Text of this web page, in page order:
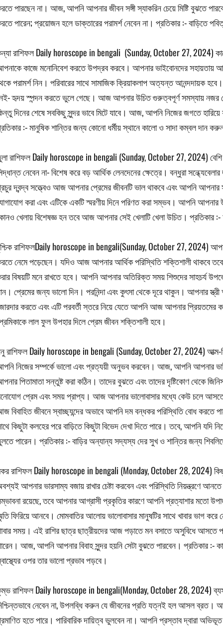
পারছেন না। আজ, আপনি আপনার জীবন সঙ্গী স্যাকরিন চেয়ে মিষ্টি বুঝতে
পারেন; প্রয়োজন হলে ডাক্তারের পরামর্শ নেবেন না। প্রতিকার :- বাড়িতে
রাশিফল Daily horoscope in bengali (Sunday, October 27, 2024)
কাজে মনোনিবেশ করতে উপদ্রব করবে। আপনার ভাইবোনদের সহায়তায়
পরামর্শ নিন। পরিবারের সাথে সামাজিক ক্রিয়াকলাপ অত্যন্ত আনন্দদায়ক
হৃদয় স্পন্দন করতে ভুলে গেছে। আজ আপনার উচিত গুরুত্বপূর্ণ সমস্যায় নজর
দিনের শেষে সবকিছু সুন্দর ভাবে মিটে যাবে। আজ, আপনি নিজের জগতে
:- মানুষিক শান্তির জন্য কোনো ধর্মীয় স্থানে কালো ও সাদা কম্বল দান
রাশিফল Daily horoscope in bengali (Sunday, October 27, 2024) বেশি
নেবেন না- বিশেষ করে বড় আর্থিক লেনদেনের ক্ষেত্রে। বন্ধুরা
দ্বন্দ্ব সত্ত্বেও আজ আপনার প্রেমের জীবনটি ভাল থাকবে এবং আপনি
করা এবং এটিকে একটি স্মরণীয় দিনে পরিণত করা সম্ভব। আপনি আপনার
খেলায় বিশেষজ্ঞ হন তবে আজ আপনার সেই খেলাটি খেলা উচিত। প্রতিকার
রাশিফলDaily horoscope in bengali(Sunday, October 27, 2024)
নেমে পড়েছেন। যদিও আজ আপনার আর্থিক পরিস্থিতি শক্তিশালী থাকবে
বিষয়টি মনে রাখতে হবে। আপনি আপনার অতিরিক্ত সময় শিশুদের সাহচর্য
প্রেমের জন্য ভালো দিন। পরনিন্দা এবং কুৎসা থেকে দূরে থাকুন। আপনার
করতে এবং এটি পরবর্তী স্তরে নিয়ে যেতে আপনি আজ আপনার প্রিয়তমের
লাল ফুল উপহার দিলে প্রেম জীবন শক্তিশালী হবে।
রাশিফল Daily horoscope in bengali (Sunday, October 27, 2024) আত্ম-
নিজের সম্পর্কে ভালো এবং প্রত্যয়ী অনুভব করবেন। আজ, আপনি আপনার ভাই
পিতামাতা সন্তুষ্ট করা কঠিন। তাদের বুঝতে এবং তাদের দৃষ্টিকোণ থেকে
প্রেম এবং সময় প্রাপ্য। আজ আপনার ভালোবাসার মধ্যে কেউ চলে
বিবাহিত জীবনে স্বাচ্ছ্যন্দের অভাবে আপনি দম বন্ধকর পরিস্থিতি বোধ
কিছুটা কলহের পরে বাড়িতে কিছুটা বিভেদ দেখা দিতে পারে। তবে, আপনি যদি
পারেন। প্রতিকার :- বাড়ির অন্যান্য সদ্যস্য দের সুখ ও শান্তির জন্য
রাশিফল Daily horoscope in bengali (Monday, October 28, 2024) কিছু
আপনার ভারসাম্য বজায় রাখার চেষ্টা করবেন এবং পরিস্থিতি নিয়ন্ত্রণে
রয়েছে, তবে আপনার আগ্রাসী প্রকৃতির কারণে আপনি প্রত্যাশার মতো
ফিরিয়ে আনবে। মোমবাতির আলোয় ভালোবাসার মানুষটির সাথে খাবার ভাগ
সময়। এই রাশির ছাত্র ছাত্রীয়দের আজ পড়াতে মন বসাতে অসুবিধে
আজ, আপনি আপনার বিবাহ সুন্দর হয়নি সেটা বুঝতে পারবেন। প্রতিকার :-
ওপর তার ভালো প্রভাব পড়বে।
রাশিফল Daily horoscope in bengali(Monday, October 28, 2024)
নেবেন না, উপলব্ধি করুন যে জীবনের প্রতি যত্নই হল আসল
হতে পারে। পারিবারিক দায়িত্ব ভুলবেন না। আপনি প্রস্তাব দ্বারা